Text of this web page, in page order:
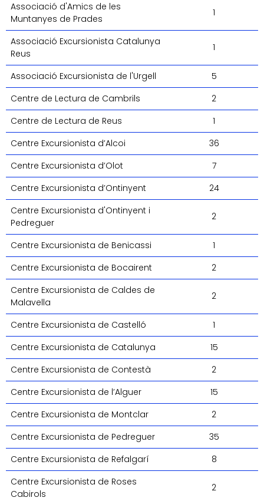
Associació d'Amics de les
Muntanyes de Prades
1
Associació Excursionista Catalunya
Reus
1
Associació Excursionista de l'Urgell
5
Centre de Lectura de Cambrils
2
Centre de Lectura de Reus
1
Centre Excursionista d’Alcoi
36
Centre Excursionista d’Olot
7
Centre Excursionista d’Ontinyent
24
Centre Excursionista d'Ontinyent i
Pedreguer
2
Centre Excursionista de Benicassi
1
Centre Excursionista de Bocairent
2
Centre Excursionista de Caldes de
Malavella
2
Centre Excursionista de Castelló
1
Centre Excursionista de Catalunya
15
Centre Excursionista de Contestà
2
Centre Excursionista de l’Alguer
15
Centre Excursionista de Montclar
2
Centre Excursionista de Pedreguer
35
Centre Excursionista de Refalgarí
8
Centre Excursionista de Roses
Cabirols
2